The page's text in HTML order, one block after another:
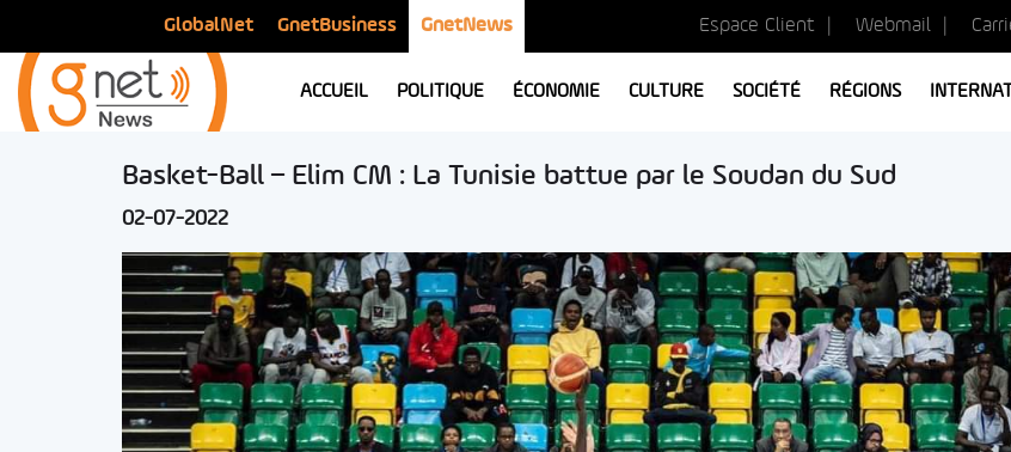
GlobalNet GnetBusiness GnetNews Espace Client Webmail
ACCUEIL POLITIQUE ÉCONOMIE CULTURE SOCIÉTÉ RÉGIONS
Basket-Ball – Elim CM : La Tunisie battue par le Soudan du Sud
02-07-2022